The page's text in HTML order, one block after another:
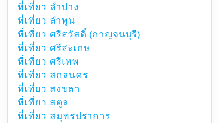
ที่เที่ยว ลำปาง
ที่เที่ยว ลำพูน
ที่เที่ยว ศรีสวัสดิ์ (กาญจนบุรี)
ที่เที่ยว ศรีสะเกษ
ที่เที่ยว ศรีเทพ
ที่เที่ยว สกลนคร
ที่เที่ยว สงขลา
ที่เที่ยว สตูล
ที่เที่ยว สมุทรปราการ